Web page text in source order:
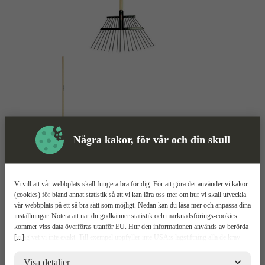
Några kakor, för vår och din skull
[...]
Vi vill att vår webbplats skall fungera bra för dig. För att göra det använder vi kakor
(cookies) för bland annat statistik så att vi kan lära oss mer om hur vi skall utveckla
vår webbplats på ett så bra sätt som möjligt. Nedan kan du läsa mer och anpassa dina
inställningar. Notera att när du godkänner statistik och marknadsförings-cookies
kommer viss data överföras utanför EU. Hur den informationen används av berörda
bolag vet vi inte exakt. Till exempel uppfyller inte USA:s lagstiftning alla de krav
risker för dina personuppgifter. De berörda bolagen måste lämna över uppgifter till
Visa detaljer
Skyddsutrustning
Räfsa Mer information
Fiskars Prima
Kraftigt stålhuvud